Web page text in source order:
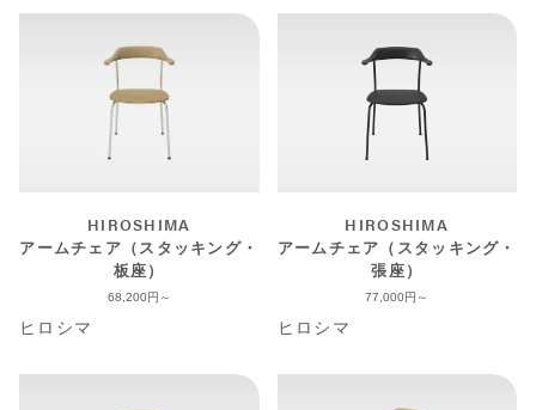
HIROSHIMA
アームチェア（スタッキング・
板座）
68,200
ヒロシマ
HIROSHIMA
アームチェア（スタッキング・
張座）
77,000
ヒロシマ